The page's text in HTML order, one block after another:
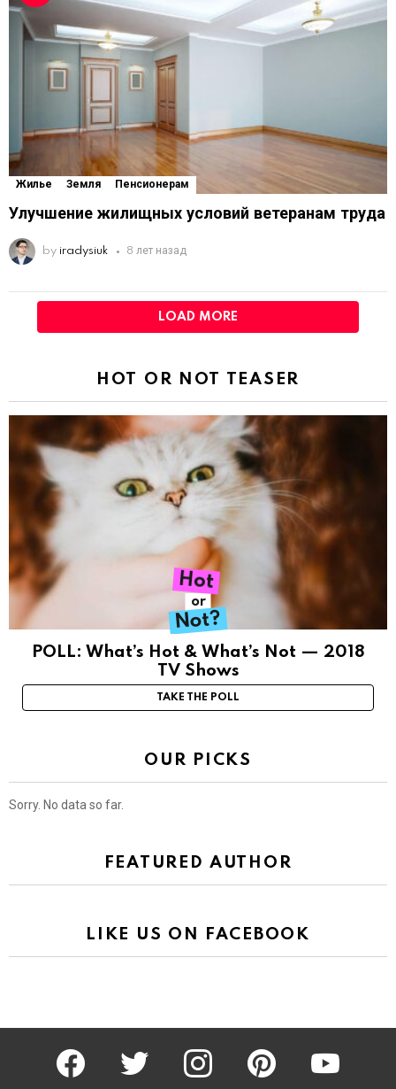
Жилье Земля Пенсионерам
Улучшение жилищных условий ветеранам труда
by iradysiuk 8 лет назад
LOAD MORE
HOT OR NOT TEASER
Hot
or
Not?
POLL: What’s Hot & What’s Not — 2018
TV Shows
TAKE THE POLL
OUR PICKS
Sorry. No data so far.
FEATURED AUTHOR
LIKE US ON FACEBOOK
facebook twitter instagram pinterest